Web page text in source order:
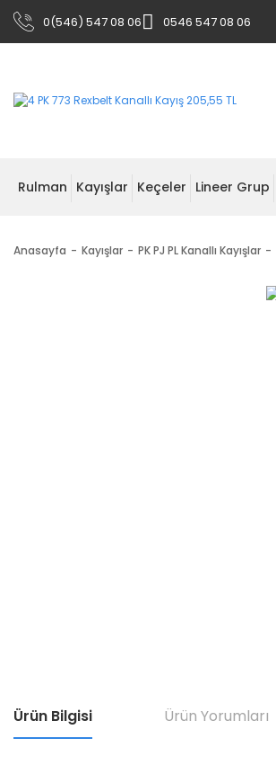
0(546) 547 08 06 0546 547 08 06
Rulman Kayışlar Keçeler Lineer Grup
Anasayfa Kayışlar PK PJ PL Kanallı Kayışlar
Ürün Bilgisi Ürün Yorumları